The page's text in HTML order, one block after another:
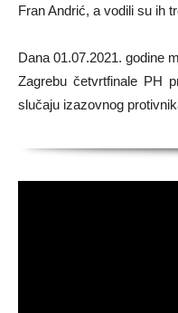
Fran Andrić, a vodili su ih
Dana 01.07.2021. godine
Zagrebu četvrtfinale PH
slučaju izazovnog